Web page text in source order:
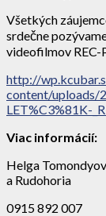
Všetkých
srdečne
videofilmov REC-
http://
content/uploads/
LET%C3%81K-
Viac informácií:
Helga
a Rudohoria
0915 892 007